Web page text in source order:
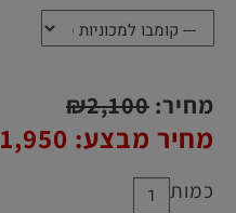
מחיר: ₪2,100
מחיר מבצע: 1,950
כמות